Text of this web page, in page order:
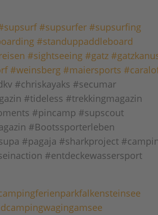
#supsurfer #supsurfing
#standuppaddleboard
#sightseeing #gatz
#weinsberg #maiersports
#chriskayaks #secumar
#tideless #trekkingmagazin
#pincamp #supscout
#Bootssporterleben
#pagaja #sharkproject
#entdeckewassersport